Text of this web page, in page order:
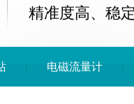
精准度高、稳
电磁流量计